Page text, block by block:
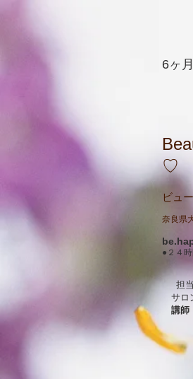
6ヶ
♡
ビュ
奈良県
●２４
担当
サロ
講師